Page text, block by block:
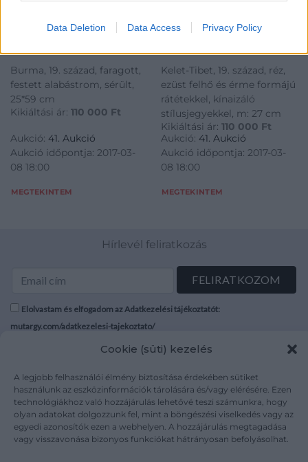
Data Deletion Data Access Privacy Policy
Cookie (süti) kezelés
A legjobb felhasználói élmény biztosítása érdekében sütiket
használunk az eszközinformációk tárolására és/vagy elérésére. Ezen
technológiákhoz való hozzájárulás lehetővé teszi számunkra, hogy
olyan adatokat dolgozzunk fel, mint a böngészési viselkedés vagy az
egyedi azonosítók ezen a webhelyen. A hozzájárulás megtagadása
vagy visszavonása bizonyos funkciókat hátrányosan befolyásolhat.
406. tétel:
Burma, 19. század, faragott,
festett alabástrom, sérült,
25*59 cm
Kikiáltási ár: 110 000 Ft
Aukció: 41. Aukció
Aukció időpontja: 2017-03-
08 18:00
MEGTEKINTEM
409. tétel:
Teáskanna
Kelet-Tibet, 19. század, réz,
ezüst felhő és érme formájú
rátétekkel, kínaizáló
stílusjegyekkel, m: 27 cm
Kikiáltási ár: 110 000 Ft
Aukció: 41. Aukció
Aukció időpontja: 2017-03-
08 18:00
MEGTEKINTEM
Hírlevél feliratkozás
Elolvastam és elfogadom az Adatkezelési tájékoztatót:
mutargy.com/adatkezelesi-tajekoztato/
Médiaajánlat
Karrier
Kapcsolat
ÁSZF
Adatvédelem
Impresszum